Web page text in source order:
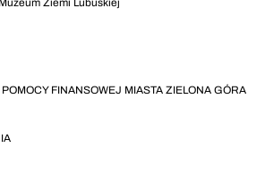
Ziemi Lubuskiej
FINANSOWEJ MIASTA ZIELONA GÓRA